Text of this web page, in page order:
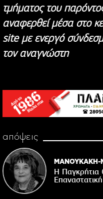
τμήματος του
αναφερθεί μέσα στο
site με ενεργό
τον αναγνώστη
απόψεις
Η Παγκρήτια